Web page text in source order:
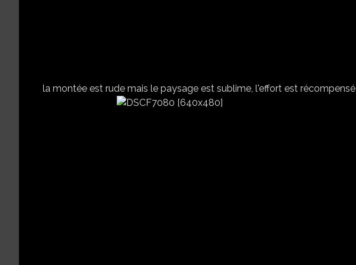
la montée est rude mais le paysage est sublime, l'effort est récompensé